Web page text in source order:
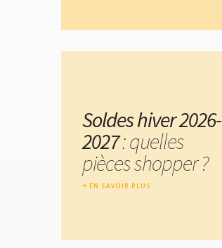
Soldes hiver 2026-
2027: quelles
pièces shopper ?
EN SAVOIR PLUS